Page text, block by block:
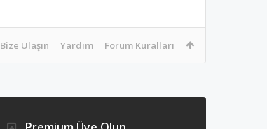
Bize Ulaşın Yardım Forum Kuralları